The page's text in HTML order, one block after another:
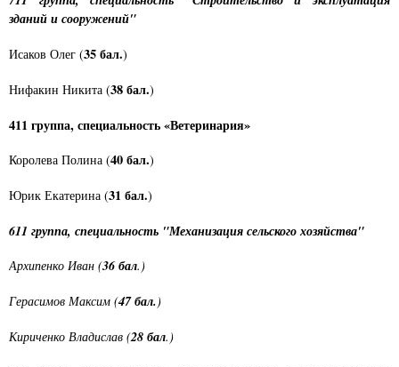
зданий и сооружений"
Исаков Олег (35 бал.)
Нифакин Никита (38 бал.)
411 группа, специальность«Ветеринария»
Королева Полина (40 бал.)
Юрик Екатерина (31 бал.)
611 группа, специальность "Механизация сельского хозяйства"
Архипенко Иван (36 бал.)
Герасимов Максим (47 бал.)
Кириченко Владислав (28 бал.)